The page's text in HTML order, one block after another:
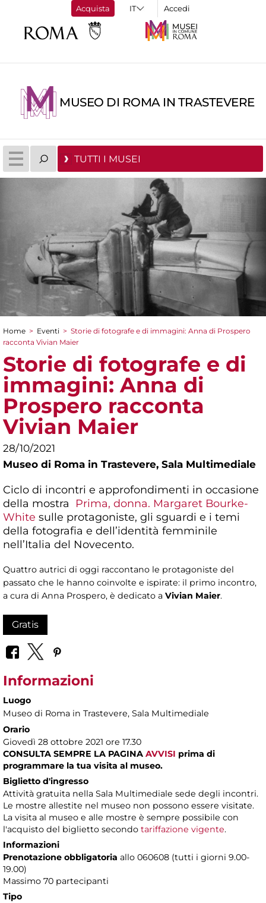
Acquista Accedi
MUSEO DI ROMA IN TRASTEVERE
TUTTI I MUSEI
Tu sei qui
Home > Eventi > Storie di fotografe e di immagini: Anna di Prospero
racconta Vivian Maier
Storie di fotografe e di
immagini: Anna di
Prospero racconta
Vivian Maier
28/10/2021
Museo di Roma in Trastevere, Sala Multimediale
Ciclo di incontri e approfondimenti in occasione
della mostra Prima, donna. Margaret Bourke-
White sulle protagoniste, gli sguardi e i temi
della fotografia e dell’identità femminile
nell’Italia del Novecento.
Quattro autrici di oggi raccontano le protagoniste del
passato che le hanno coinvolte e ispirate: il primo incontro,
a cura di Anna Prospero, è dedicato a Vivian Maier.
Gratis
Informazioni
Luogo
Museo di Roma in Trastevere, Sala Multimediale
Orario
Giovedì 28 ottobre 2021 ore 17.30
CONSULTA SEMPRE LA PAGINA AVVISI prima di
programmare la tua visita al museo.
Biglietto d'ingresso
Attività gratuita nella Sala Multimediale sede degli incontri.
Le mostre allestite nel museo non possono essere visitate.
La visita al museo e alle mostre è sempre possibile con
l'acquisto del biglietto secondo tariffazione vigente.
Informazioni
Prenotazione obbligatoria allo 060608 (tutti i giorni 9.00-
19.00)
Massimo 70 partecipanti
Tipo